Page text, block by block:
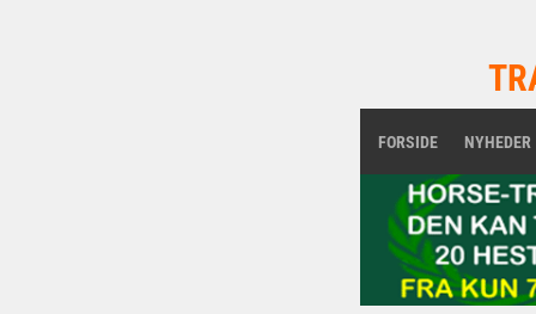
FORSIDE NYHEDER